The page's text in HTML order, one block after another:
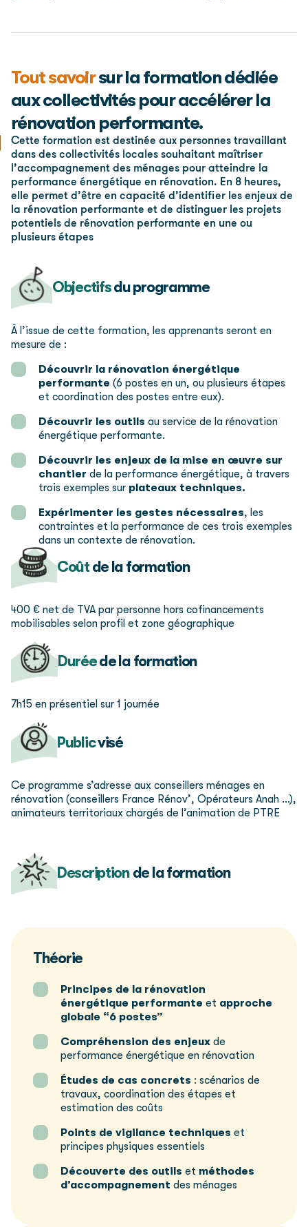
Tout savoirsur la formation dédiée
aux collectivités pour accélérer la
rénovation performante.
Cette formation est destinée aux personnes travaillant
dans des collectivités locales souhaitant maîtriser
l’accompagnement des ménages pour atteindre la
performance énergétique en rénovation. En 8 heures,
elle permet d’être en capacité d’identifier les enjeux de
la rénovation performante et de distinguer les projets
potentiels de rénovation performante en une ou
plusieurs étapes
Objectifsdu programme
À l’issue de cette formation, les apprenants seront en
mesure de :
Découvrir la rénovation énergétique
performante (6 postes en un, ou plusieurs étapes
et coordination des postes entre eux).
Découvrir les outils au service de la rénovation
énergétique performante.
Découvrir les enjeux de la mise en œuvre sur
chantier de la performance énergétique, à travers
trois exemples sur plateaux techniques.
Expérimenter les gestes nécessaires, les
contraintes et la performance de ces trois exemples
dans un contexte de rénovation.
Coûtde la formation
400 € net de TVA par personne hors cofinancements
mobilisables selon profil et zone géographique
Duréede la formation
7h15 en présentiel sur 1 journée
Publicvisé
Ce programme s’adresse aux conseillers ménages en
rénovation (conseillers France Rénov’, Opérateurs Anah …),
animateurs territoriaux chargés de l’animation de PTRE
Descriptionde la formation
Théorie
Principes de la rénovation
énergétique performante et approche
globale “6 postes”
Compréhension des enjeux de
performance énergétique en rénovation
Études de cas concrets : scénarios de
travaux, coordination des étapes et
estimation des coûts
Points de vigilance techniques et
principes physiques essentiels
Découverte des outils et méthodes
d’accompagnement des ménages